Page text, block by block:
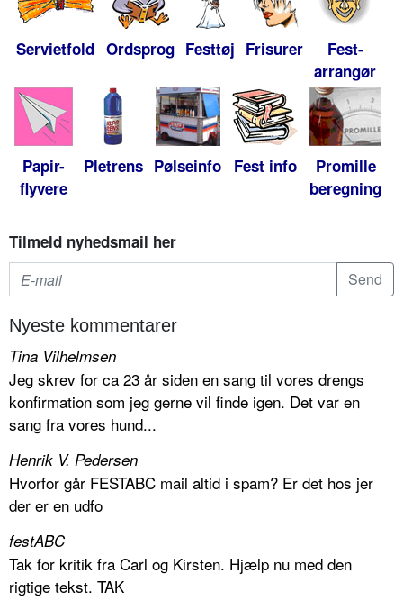
Servietfold Ordsprog Festtøj Frisurer
Fest-
arrangør
Papir-
flyvere
Pletrens Pølseinfo Fest info
Promille
beregning
Tilmeld nyhedsmail her
Nyeste kommentarer
Tina Vilhelmsen
Jeg skrev for ca 23 år siden en sang til vores drengs
konfirmation som jeg gerne vil finde igen. Det var en
sang fra vores hund...
Henrik V. Pedersen
Hvorfor går FESTABC mail altid i spam? Er det hos jer
der er en udfo
festABC
Tak for kritik fra Carl og Kirsten. Hjælp nu med den
rigtige tekst. TAK